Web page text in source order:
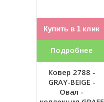
Купить в 1 клик
Подробнее
Ковер 2788 -
GRAY-BEIGE -
Овал -